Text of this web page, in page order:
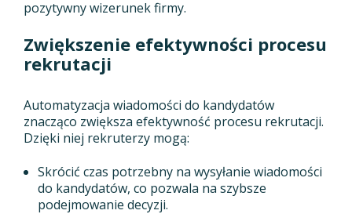
pozytywny wizerunek firmy.
Zwiększenie efektywności procesu
rekrutacji
Automatyzacja wiadomości do kandydatów
znacząco zwiększa efektywność procesu rekrutacji.
Dzięki niej rekruterzy mogą:
Skrócić czas potrzebny na wysyłanie wiadomości
do kandydatów, co pozwala na szybsze
podejmowanie decyzji.